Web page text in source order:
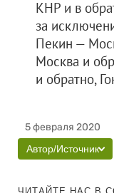
КНР и в
за
Пекин —
Москва и
и обратно,
5 февраля 2020
Автор/Источник